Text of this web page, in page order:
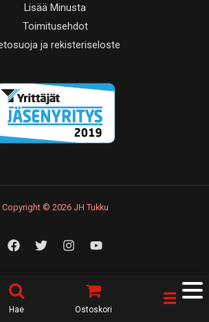
Lisää Minusta
Toimitusehdot
ja rekisteriseloste
Copyright © 2026 JH Tukku
Hae Ostoskori